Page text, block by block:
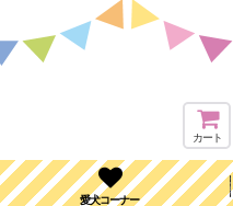
カート
愛犬コーナー